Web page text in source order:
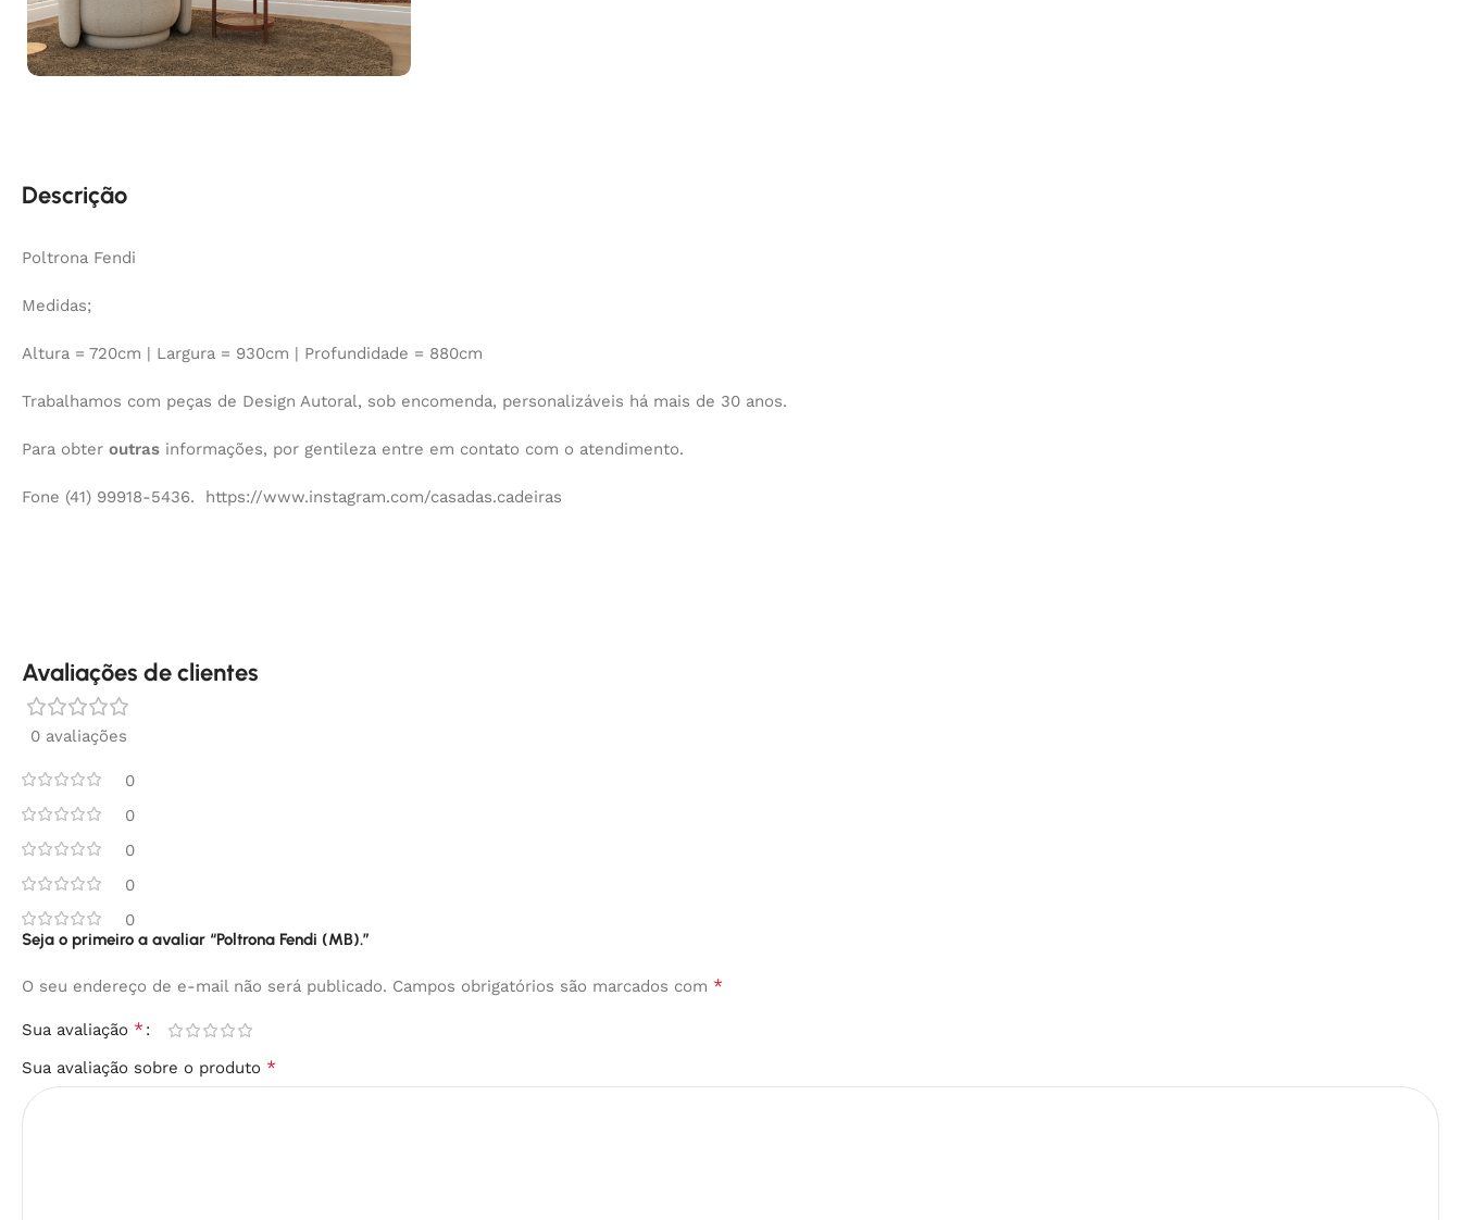
Descrição
Poltrona Fendi
Medidas;
Altura = 720cm | Largura = 930cm | Profundidade = 880cm
Trabalhamos com peças de Design Autoral, sob encomenda, personalizáveis há mais de 30 anos.
Para obter outras informações, por gentileza entre em contato com o atendimento.
Fone (41) 99918-5436. https://www.instagram.com/casadas.cadeiras
Avaliações de clientes
0 avaliações
0
0
0
0
0
Seja o primeiro a avaliar “Poltrona Fendi (MB).”
O seu endereço de e-mail não será publicado. Campos obrigatórios são marcados com *
Sua avaliação *
Sua avaliação sobre o produto *